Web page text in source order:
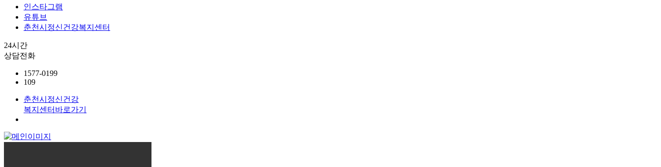
인스타그램
유튜브
춘천시정신건강복지센터
24시간
상담전화
1577-0199
109
춘천시정신건강
복지센터 바로가기